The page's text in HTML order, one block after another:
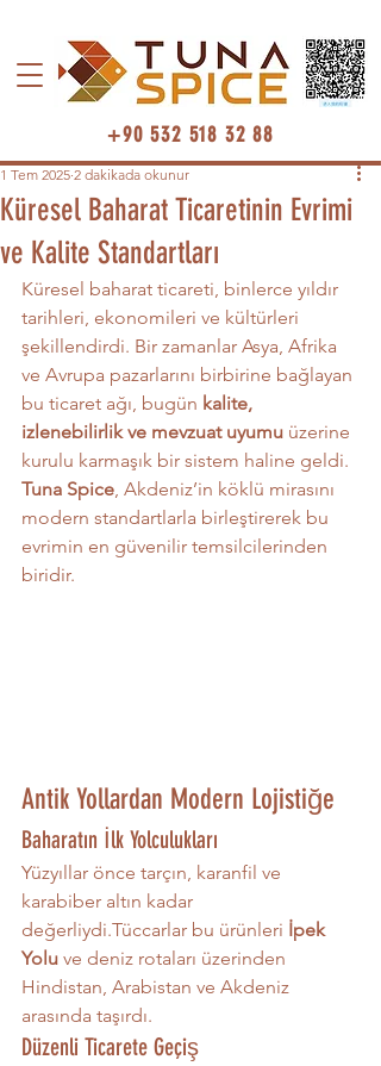
+90 532 518 32 88
Küresel Baharat Ticaretinin Evrimi
ve Kalite Standartları
1 Tem 2025 2 dakikada okunur
Küresel baharat ticareti, binlerce yıldır
tarihleri, ekonomileri ve kültürleri
şekillendirdi. Bir zamanlar Asya, Afrika
ve Avrupa pazarlarını birbirine bağlayan
bu ticaret ağı, bugün kalite,
izlenebilirlik ve mevzuat uyumu üzerine
kurulu karmaşık bir sistem haline geldi.
Tuna Spice, Akdeniz’in köklü mirasını
modern standartlarla birleştirerek bu
evrimin en güvenilir temsilcilerinden
biridir.
Antik Yollardan Modern Lojistiğe
Baharatın İlk Yolculukları
Yüzyıllar önce tarçın, karanfil ve
karabiber altın kadar
değerliydi.Tüccarlar bu ürünleri İpek
Yolu ve deniz rotaları üzerinden
Hindistan, Arabistan ve Akdeniz
arasında taşırdı.
Düzenli Ticarete Geçiş